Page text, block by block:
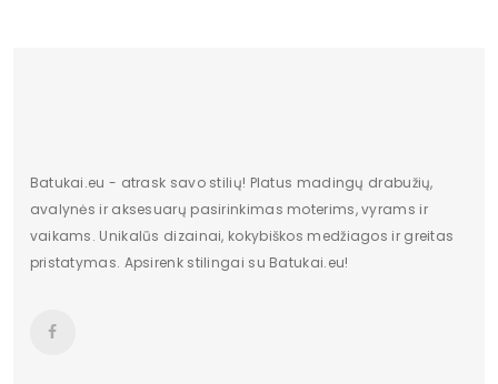
Batukai.eu - atrask savo stilių! Platus madingų drabužių,
avalynės ir aksesuarų pasirinkimas moterims, vyrams ir
vaikams. Unikalūs dizainai, kokybiškos medžiagos ir greitas
pristatymas. Apsirenk stilingai su Batukai.eu!